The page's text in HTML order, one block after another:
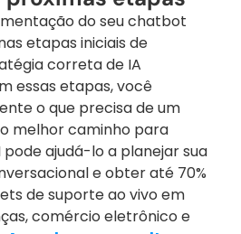
do seu chatbot
etapas iniciais de
correta de IA
essas etapas, você
o que precisa de um
melhor caminho para
pode ajudá-lo a planejar sua
e obter até 70%
de suporte ao vivo em
comércio eletrônico e